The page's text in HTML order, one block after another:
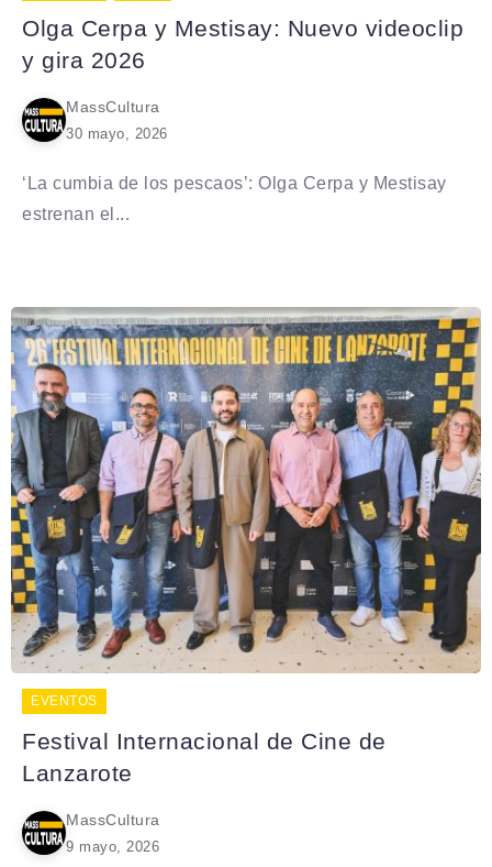
Olga Cerpa y Mestisay: Nuevo videoclip
y gira 2026
MassCultura
30 mayo, 2026
‘La cumbia de los pescaos’: Olga Cerpa y Mestisay
estrenan el...
EVENTOS
Festival Internacional de Cine de
Lanzarote
MassCultura
9 mayo, 2026